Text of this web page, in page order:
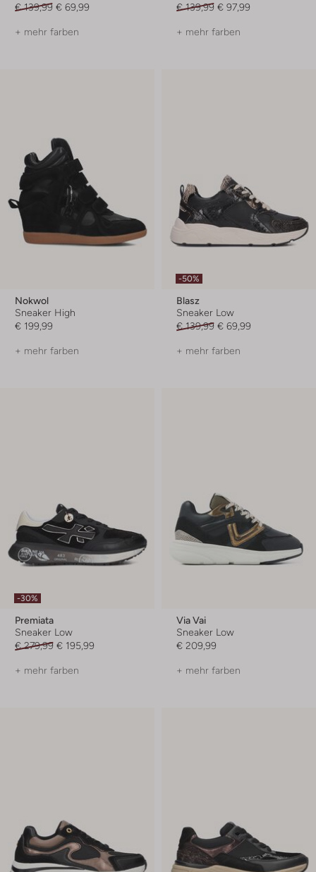
€ 139,99 € 69,99
+ mehr farben
€ 139,99 € 97,99
+ mehr farben
Nokwol
Sneaker High
€ 199,99
+ mehr farben
-50%
Blasz
Sneaker Low
€ 139,99 € 69,99
+ mehr farben
-30%
Premiata
Sneaker Low
€ 279,99 € 195,99
+ mehr farben
Via Vai
Sneaker Low
€ 209,99
+ mehr farben